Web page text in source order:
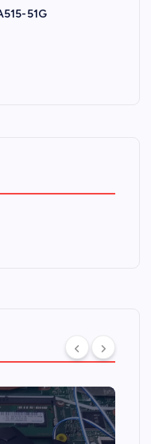
51G